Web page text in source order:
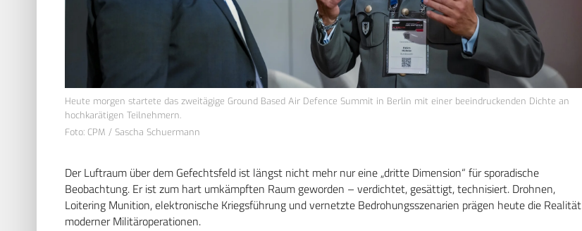
Heute morgen startete das zweitägige Ground Based Air Defence Summit in Berlin mit einer beeindruckenden Dichte an
hochkarätigen Teilnehmern.
Foto: CPM / Sascha Schuermann
Der Luftraum über dem Gefechtsfeld ist längst nicht mehr nur eine „dritte Dimension“ für sporadische
Beobachtung. Er ist zum hart umkämpften Raum geworden – verdichtet, gesättigt, technisiert. Drohnen,
Loitering Munition, elektronische Kriegsführung und vernetzte Bedrohungsszenarien prägen heute die Realität
moderner Militäroperationen.